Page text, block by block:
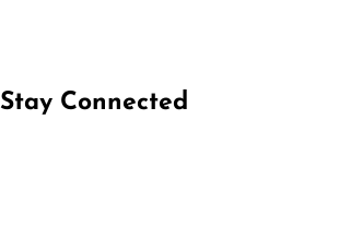
Stay Connected